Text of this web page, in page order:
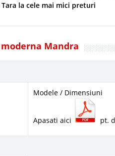
la cele mai mici preturi
Mandra
Modele / Dimensiuni
Apasati aici pt.